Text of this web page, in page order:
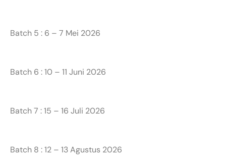
Batch 5 : 6 – 7 Mei 2026
Batch 6 : 10 – 11 Juni 2026
Batch 7 : 15 – 16 Juli 2026
Batch 8 : 12 – 13 Agustus 2026